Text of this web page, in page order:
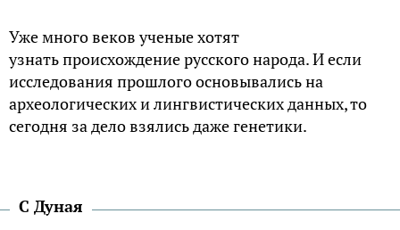
Уже много веков ученые хотят
узнать происхождение русского народа. И если
исследования прошлого основывались на
археологических и лингвистических данных, то
сегодня за дело взялись даже генетики.
С Дуная